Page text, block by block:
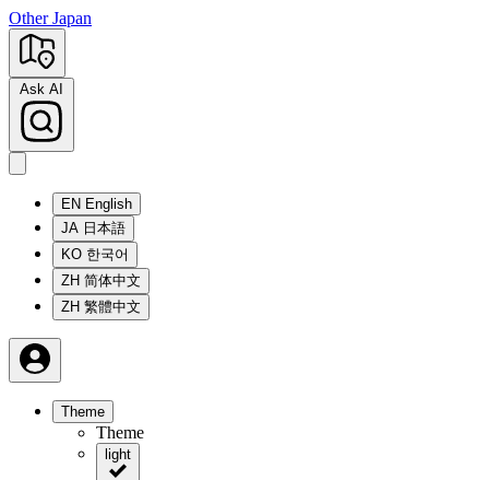
Other Japan
Ask AI
EN English
JA 日本語
KO 한국어
ZH 简体中文
ZH 繁體中文
Theme
Theme
light